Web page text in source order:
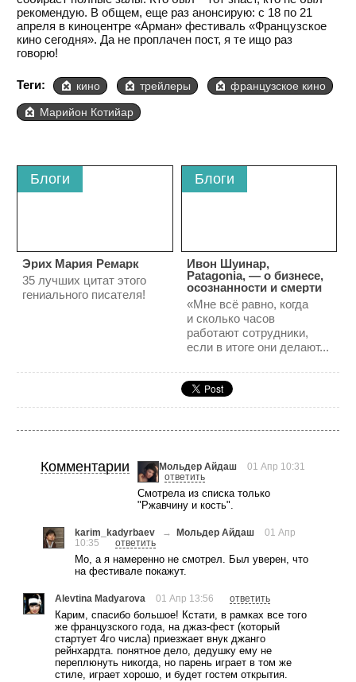
рекомендую. В общем, еще раз анонсирую: с 18 по 21
апреля в киноцентре «Арман» фестиваль «Французское
кино сегодня». Да не проплачен пост, я те ищо раз
говорю!
Теги: кино трейлеры французское кино
Марийон Котийар
Блоги
Эрих Мария Ремарк
35 лучших цитат этого
гениального писателя!
Блоги
Ивон Шуинар,
Patagonia, — о бизнесе,
осознанности и смерти
«Мне всё равно, когда
и сколько часов
работают сотрудники,
если в итоге они делают...
Комментарии Мольдер Айдаш
01 Апр 10:31
ответить
Смотрела из списка только
"Ржавчину и кость".
karim_kadyrbaev → Мольдер Айдаш
01 Апр
10:35
ответить
Мо, а я намеренно не смотрел. Был уверен, что
на фестивале покажут.
Alevtina Madyarova 01 Апр 13:56 ответить
Карим, спасибо большое! Кстати, в рамках все того
же французского года, на джаз-фест (который
стартует 4го числа) приезжает внук джанго
рейнхардта. понятное дело, дедушку ему не
переплюнуть никогда, но парень играет в том же
стиле, играет хорошо, и будет гостем открытия.